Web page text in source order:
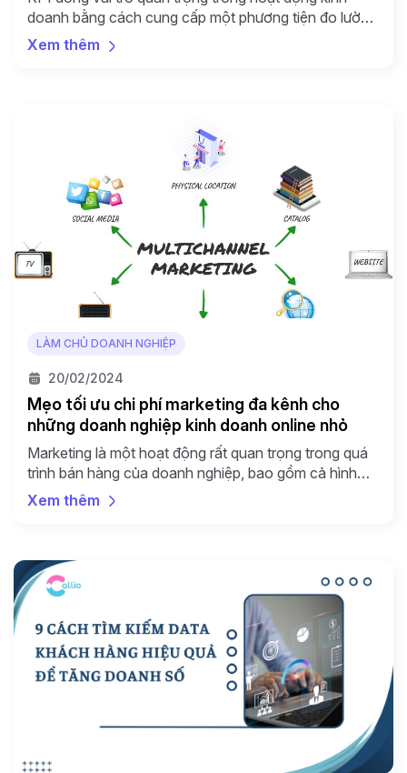
doanh bằng cách cung cấp một phương tiện đo lường
để đánh giá hiệu suất và tiến độ đối với mục tiêu kinh
doanh. Cụ thể, KPI giúp doanh nghiệp đo lường được
Xem thêm
LÀM CHỦ DOANH NGHIỆP
20/02/2024
Mẹo tối ưu chi phí marketing đa kênh cho
những doanh nghiệp kinh doanh online nhỏ
Marketing là một hoạt động rất quan trọng trong quá
trình bán hàng của doanh nghiệp, bao gồm cả hình
ảnh thương hiệu lẫn quá trình thu hút khách hàng và
tạo đơn hàng mới. Các doanh nghiệp thường chi cho
Xem thêm